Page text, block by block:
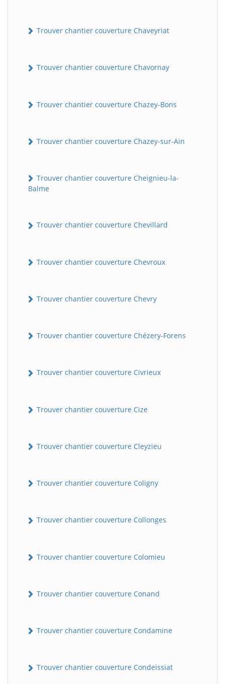
Trouver chantier couverture Chaveyriat
Trouver chantier couverture Chavornay
Trouver chantier couverture Chazey-Bons
Trouver chantier couverture Chazey-sur-Ain
Trouver chantier couverture Cheignieu-la-
Balme
Trouver chantier couverture Chevillard
Trouver chantier couverture Chevroux
Trouver chantier couverture Chevry
Trouver chantier couverture Chézery-Forens
Trouver chantier couverture Civrieux
Trouver chantier couverture Cize
Trouver chantier couverture Cleyzieu
Trouver chantier couverture Coligny
Trouver chantier couverture Collonges
Trouver chantier couverture Colomieu
Trouver chantier couverture Conand
Trouver chantier couverture Condamine
Trouver chantier couverture Condeissiat